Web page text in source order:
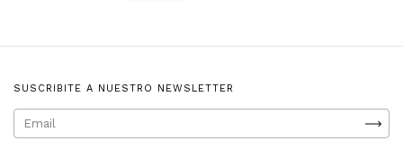
SUSCRIBITE A NUESTRO NEWSLETTER